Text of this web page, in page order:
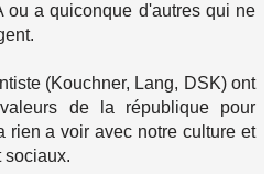
ou a quiconque d'autres qui ne
(Kouchner, Lang, DSK) ont
de la république pour
rien a voir avec notre culture et
sociaux.